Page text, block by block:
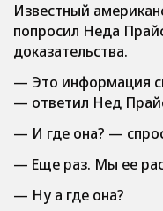
Известный
попросил Неда
доказательства.
— Это информация
— ответил Нед
— И где она? —
— Еще раз. Мы ее
— Ну а где она?